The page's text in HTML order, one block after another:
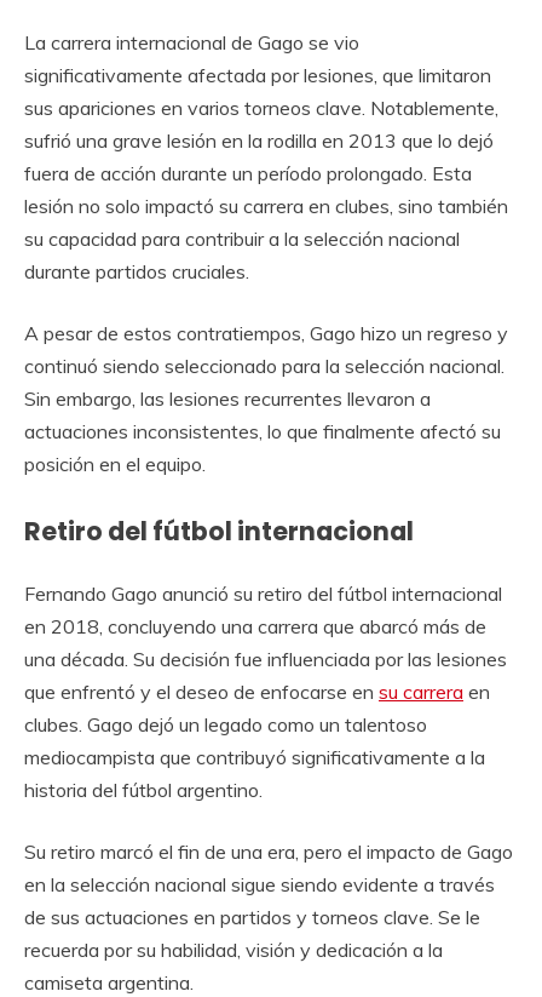
La carrera internacional de Gago se vio
significativamente afectada por lesiones, que limitaron
sus apariciones en varios torneos clave. Notablemente,
sufrió una grave lesión en la rodilla en 2013 que lo dejó
fuera de acción durante un período prolongado. Esta
lesión no solo impactó su carrera en clubes, sino también
su capacidad para contribuir a la selección nacional
durante partidos cruciales.
A pesar de estos contratiempos, Gago hizo un regreso y
continuó siendo seleccionado para la selección nacional.
Sin embargo, las lesiones recurrentes llevaron a
actuaciones inconsistentes, lo que finalmente afectó su
posición en el equipo.
Retiro del fútbol internacional
Fernando Gago anunció su retiro del fútbol internacional
en 2018, concluyendo una carrera que abarcó más de
una década. Su decisión fue influenciada por las lesiones
que enfrentó y el deseo de enfocarse en su carrera en
clubes. Gago dejó un legado como un talentoso
mediocampista que contribuyó significativamente a la
historia del fútbol argentino.
Su retiro marcó el fin de una era, pero el impacto de Gago
en la selección nacional sigue siendo evidente a través
de sus actuaciones en partidos y torneos clave. Se le
recuerda por su habilidad, visión y dedicación a la
camiseta argentina.